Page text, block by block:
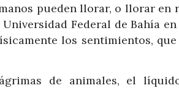
pueden llorar, o llorar en
Federal de Bahía
los sentimientos,
de animales, el